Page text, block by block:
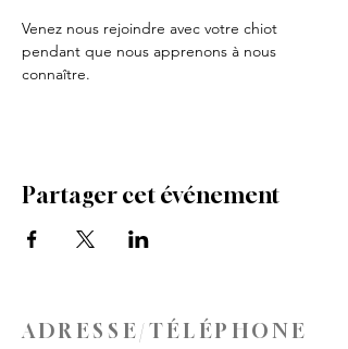
Venez nous rejoindre avec votre chiot
pendant que nous apprenons à nous
connaître.
Partager cet événement
ADRESSE/TÉLÉPHONE